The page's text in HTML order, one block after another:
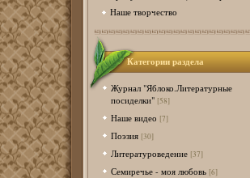
Наше творчество
Категории раздела
Журнал "Яблоко.Литературные
посиделки" [58]
Наше видео [7]
Поэзия [30]
Литературоведение [37]
Семиречье - моя любовь [6]